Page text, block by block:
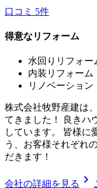
口コミ 5件
得意なリフォーム
水回りリフォー
内装リフォーム
リノベーション
株式会社牧野産建は
てきました！ 良きハ
しています。 皆様に
う、お客様それぞれ
だきます！
会社の詳細を見る chevron_right